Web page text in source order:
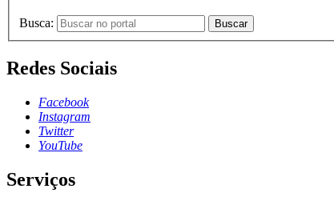
Busca: Buscar
Redes Sociais
Facebook
Instagram
Twitter
YouTube
Serviços